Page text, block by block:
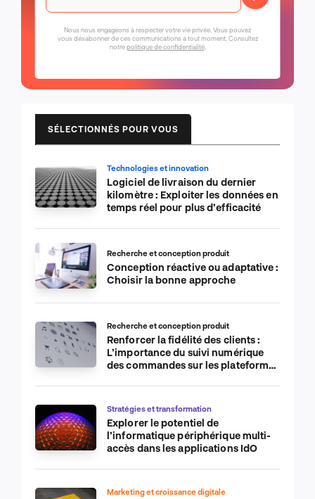
Nous nous engageons à respecter votre vie privée. Vous pouvez
vous désabonner de ces communications à tout moment. Consultez
notrepolitique de confidentialité.
SÉLECTIONNÉS POUR VOUS
Technologies et innovation
Logiciel de livraison du dernier
kilomètre : Exploiter les données en
temps réel pour plus d’efficacité
Recherche et conception produit
Conception réactive ou adaptative :
Choisir la bonne approche
Recherche et conception produit
Renforcer la fidélité des clients :
L’importance du suivi numérique
des commandes sur les plateformes
Stratégies et transformation
Explorer le potentiel de
l’informatique périphérique multi-
accès dans les applications IdO
Marketing et croissance digitale